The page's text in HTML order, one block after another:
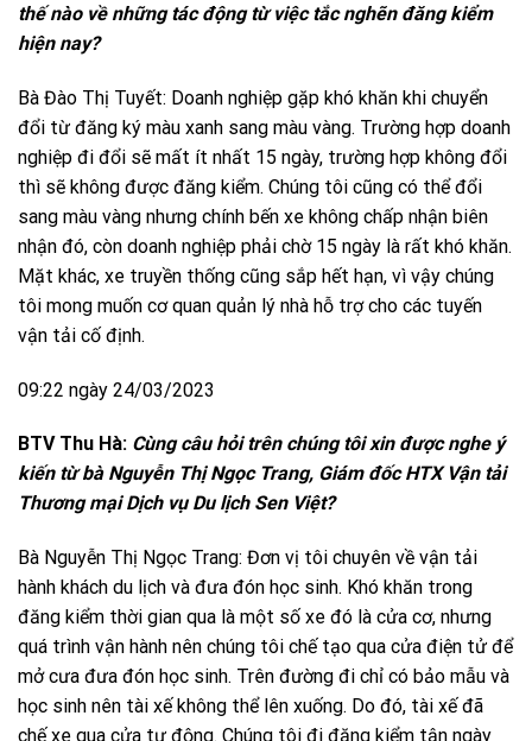
thế nào về những tác động từ việc tắc nghẽn đăng kiểm
hiện nay?
Bà Đào Thị Tuyết: Doanh nghiệp gặp khó khăn khi chuyển
đổi từ đăng ký màu xanh sang màu vàng. Trường hợp doanh
nghiệp đi đổi sẽ mất ít nhất 15 ngày, trường hợp không đổi
thì sẽ không được đăng kiểm. Chúng tôi cũng có thể đổi
sang màu vàng nhưng chính bến xe không chấp nhận biên
nhận đó, còn doanh nghiệp phải chờ 15 ngày là rất khó khăn.
Mặt khác, xe truyền thống cũng sắp hết hạn, vì vậy chúng
tôi mong muốn cơ quan quản lý nhà hỗ trợ cho các tuyến
vận tải cố định.
09:22 ngày 24/03/2023
BTV Thu Hà: Cùng câu hỏi trên chúng tôi xin được nghe ý
kiến từ bà Nguyễn Thị Ngọc Trang, Giám đốc HTX Vận tải
Thương mại Dịch vụ Du lịch Sen Việt?
Bà Nguyễn Thị Ngọc Trang: Đơn vị tôi chuyên về vận tải
hành khách du lịch và đưa đón học sinh. Khó khăn trong
đăng kiểm thời gian qua là một số xe đó là cửa cơ, nhưng
quá trình vận hành nên chúng tôi chế tạo qua cửa điện tử để
mở cưa đưa đón học sinh. Trên đường đi chỉ có bảo mẫu và
học sinh nên tài xế không thể lên xuống. Do đó, tài xế đã
chế xe qua cửa tự động. Chúng tôi đi đăng kiểm tận ngày